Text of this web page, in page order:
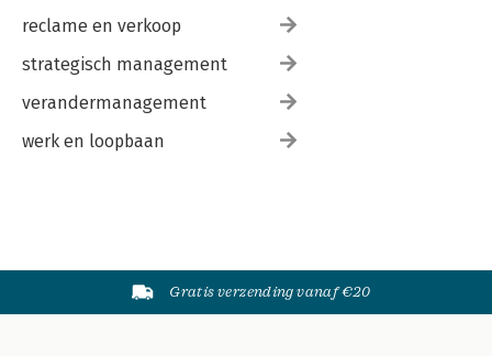
reclame en verkoop
strategisch management
verandermanagement
werk en loopbaan
Gratis verzending vanaf €20